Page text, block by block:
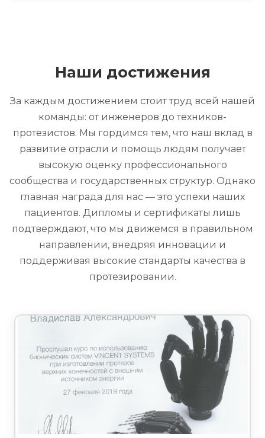
Наши достижения
За каждым достижением стоит труд всей нашей
команды: от инженеров до техников-
протезистов. Мы гордимся тем, что наш вклад в
развитие отрасли и помощь людям получает
высокую оценку профессионального
сообщества и государственных структур. Однако
главная награда для нас — это успехи наших
пациентов. Дипломы и сертификаты лишь
подтверждают, что мы движемся в правильном
направлении, внедряя инновации и
поддерживая высокие стандарты качества в
протезировании.